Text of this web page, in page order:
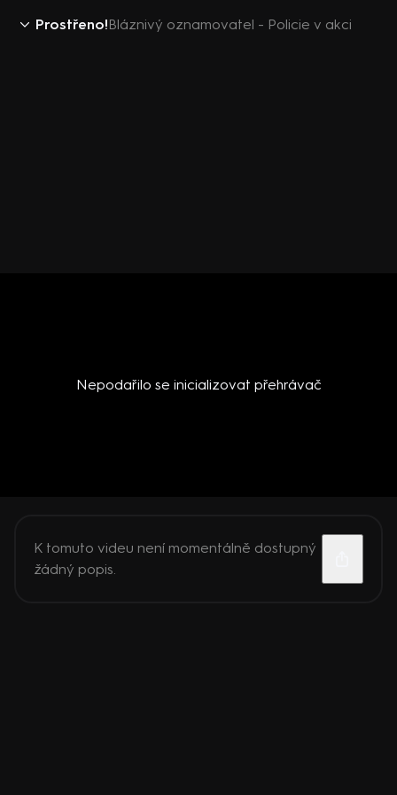
Prostřeno!Bláznivý oznamovatel - Policie v akci
Nepodařilo se inicializovat přehrávač
K tomuto videu není momentálně dostupný
žádný popis.